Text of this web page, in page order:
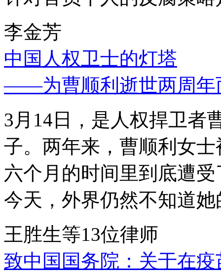
李金芳
中国人权卫士的灯塔
——为曹顺利逝世两周年
3月14日，是人权捍卫者
子。两年来，曹顺利女
六个月的时间里到底遭
今天，外界仍然不知道
王胜生等13位律师
致中国国务院：关于在